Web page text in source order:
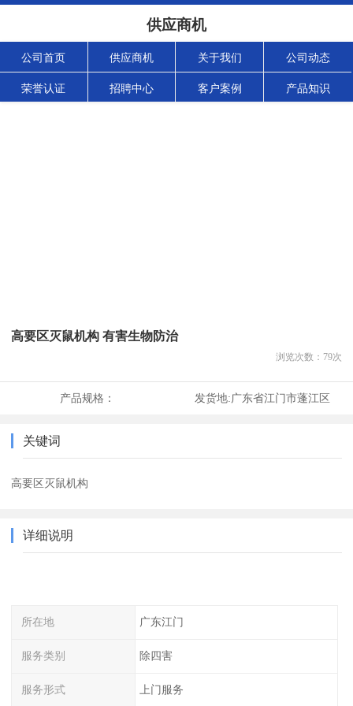
供应商机
公司首页 供应商机 关于我们 公司动态
荣誉认证 招聘中心 客户案例 产品知识
高要区灭鼠机构 有害生物防治
浏览次数： 79次
产品规格： 发货地:广东省江门市蓬江区
关键词
高要区灭鼠机构
详细说明
所在地 广东江门
服务类别 除四害
服务形式 上门服务